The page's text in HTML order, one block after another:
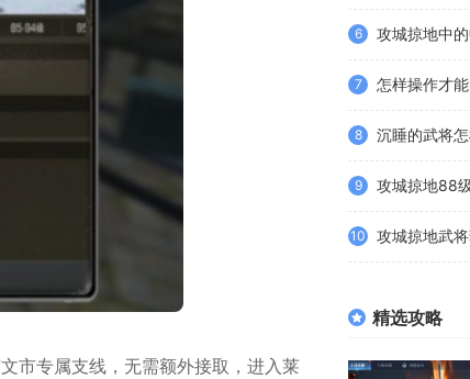
市专属支线，无需额外接取，进入莱
6 攻城掠地中
7 怎样操作才
8 沉睡的武将
9 攻城掠地88
10 攻城掠地武
精选攻略